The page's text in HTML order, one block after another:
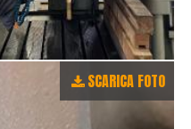
SCARICA FOTO